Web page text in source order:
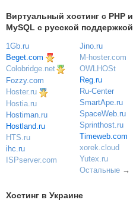
Виртуальный хостинг c PHP и
MySQL с русской поддержкой
1Gb.ru
Beget.com
Colobridge.net
Fozzy.com
Hoster.ru
Hostia.ru
Hostiman.ru
Hostland.ru
HTS.ru
ihc.ru
ISPserver.com
Jino.ru
M-hoster.com
OWLHOSt
Reg.ru
Ru-Center
SmartApe.ru
SpaceWeb.ru
Sprinthost.ru
Timeweb.com
xorek.cloud
Yutex.ru
Остальные→
Хостинг в Украине